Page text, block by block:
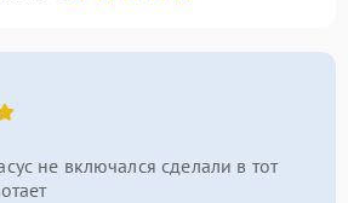
не включался сделали в тот